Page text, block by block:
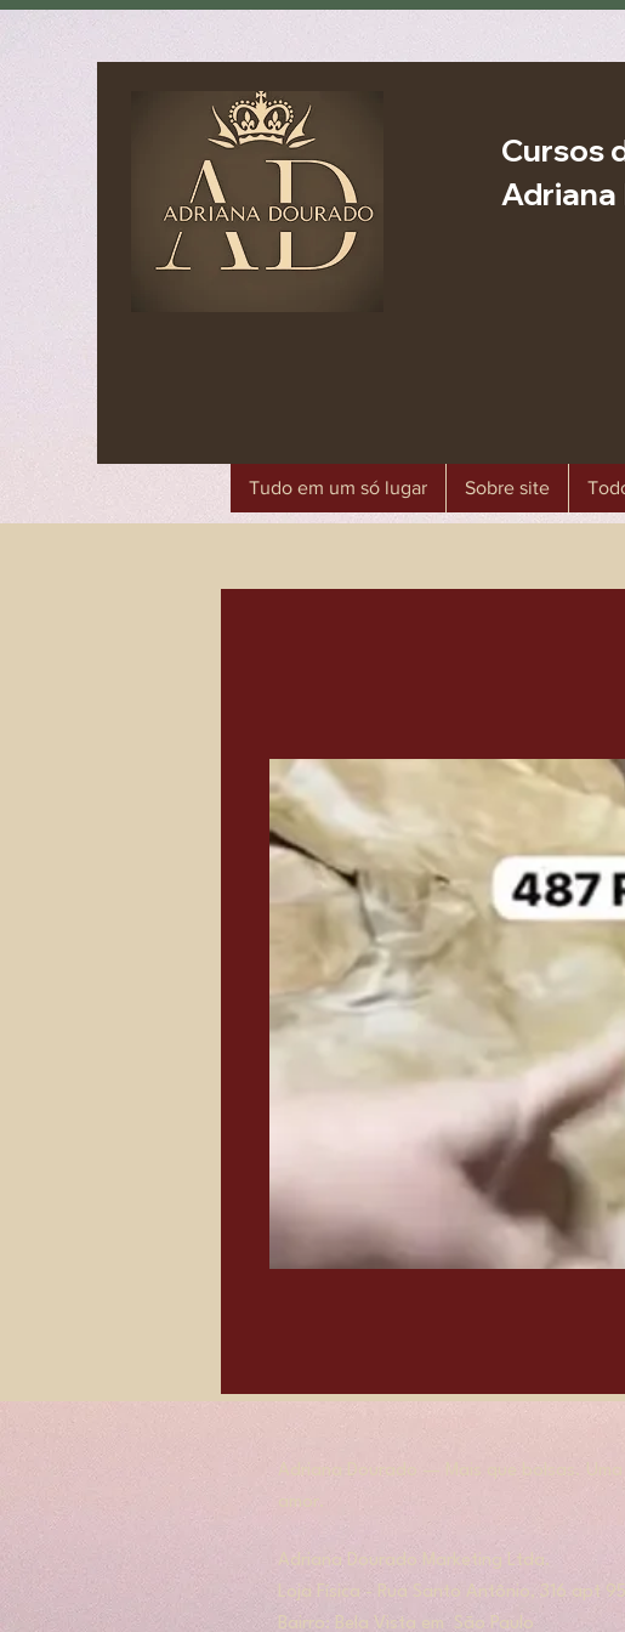
Cursos
Adriana
Tudo em um só lugar Sobre site
Adriana Dourado — Mais que bolsas.
amor.
​​Adriana Dourado Marketing Ltda.
Loja Física - Rua Santo Antônio, 316 apt
Bairro: Bela Vista em São Paulo